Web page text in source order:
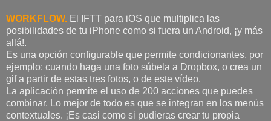
WORKFLOW. El IFTT para iOS que multiplica las
posibilidades de tu iPhone como si fuera un Android, ¡y más
allá!.
Es una opción configurable que permite condicionantes, por
ejemplo: cuando haga una foto súbela a Dropbox, o crea un
gif a partir de estas tres fotos, o de este vídeo.
La aplicación permite el uso de 200 acciones que puedes
combinar. Lo mejor de todo es que se integran en los menús
contextuales. ¡Es casi como si pudieras crear tu propia